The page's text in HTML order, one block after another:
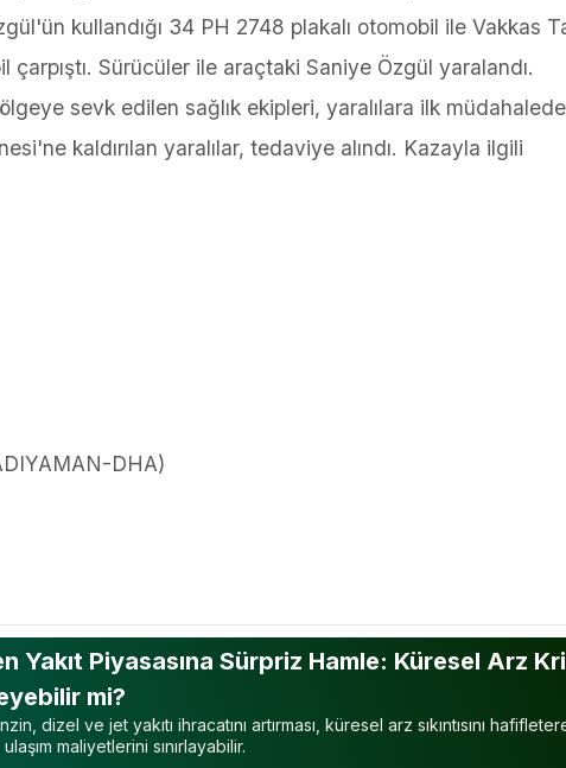
kullandığı 34 PH 2748 plakalı otomobil ile Vakkas
Sürücüler ile araçtaki Saniye Özgül yaralandı.
sevk edilen sağlık ekipleri, yaralılara ilk müdahalede
kaldırılan yaralılar, tedaviye alındı. Kazayla ilgili
DHA)
Yakıt Piyasasına Sürpriz Hamle: Küresel Arz
mi?
dizel ve jet yakıtı ihracatını artırması, küresel arz sıkıntısını
maliyetlerini sınırlayabilir.